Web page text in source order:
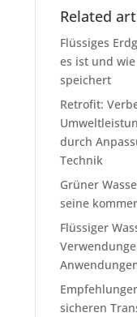
Related
Flüssiges
es ist und
speichert
Retrofit:
durch
Technik
Grüner
seine
Flüssiger
sicheren